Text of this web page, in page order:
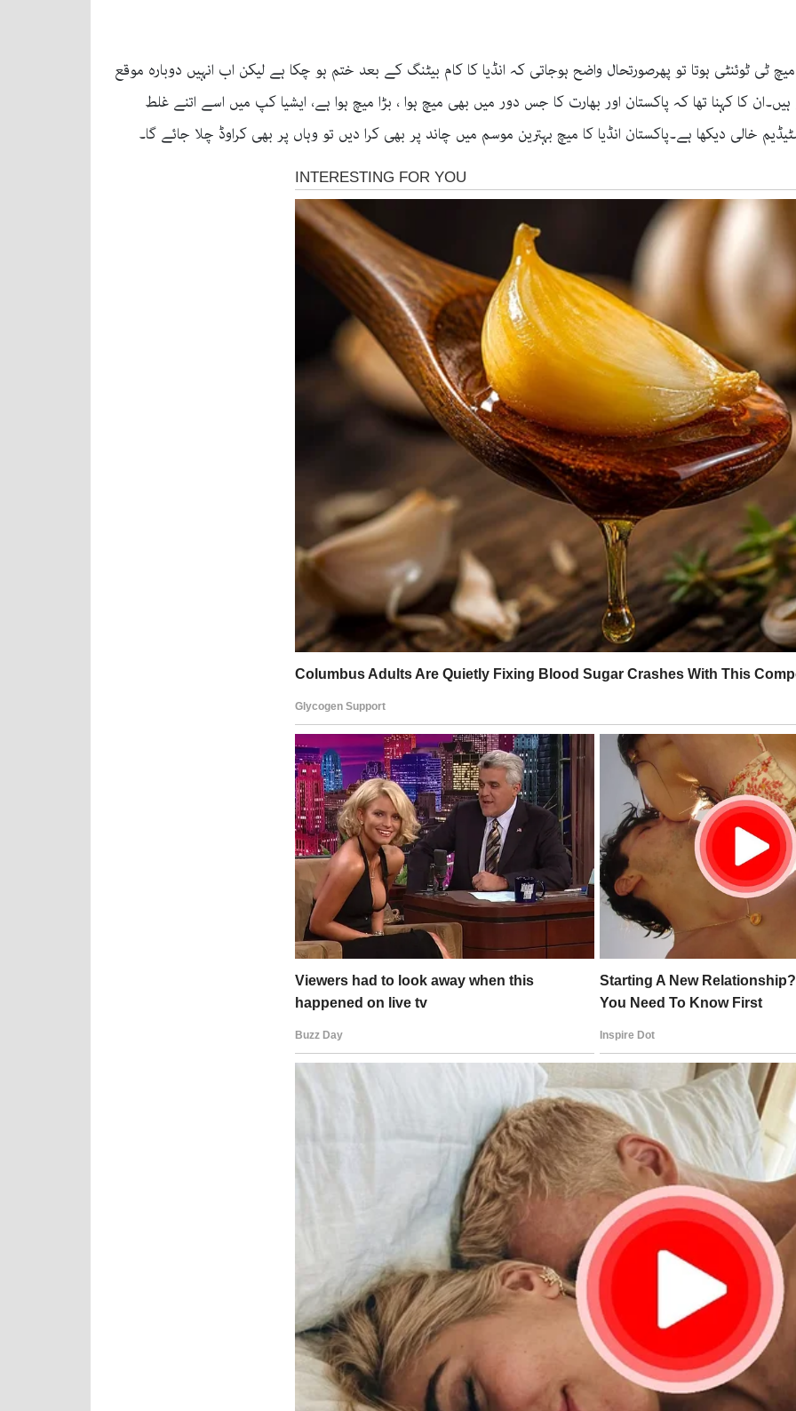
ٹی ٹوئنٹی ہوتا تو پھرصورتحال واضح ہوجاتی کہ انڈیا کا کام بیٹنگ کے بعد ختم ہو چکا ہے لیکن اب انہیں دوبارہ موقع
کا کہنا تھا کہ پاکستان اور بھارت کا جس دور میں بھی میچ ہوا ، بڑا میچ ہوا ہے، ایشیا کپ میں اسے اتنے غلط
خالی دیکھا ہے۔پاکستان انڈیا کا میچ بہترین موسم میں چاند پر بھی کرا دیں تو وہاں پر بھی کراوڈ چلا جائے گا۔